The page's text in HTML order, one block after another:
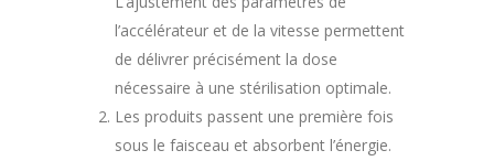
l’accélérateur et de la vitesse permettent
de délivrer précisément la dose
nécessaire à une stérilisation optimale.
Les produits passent une première fois
sous le faisceau et absorbent l’énergie.